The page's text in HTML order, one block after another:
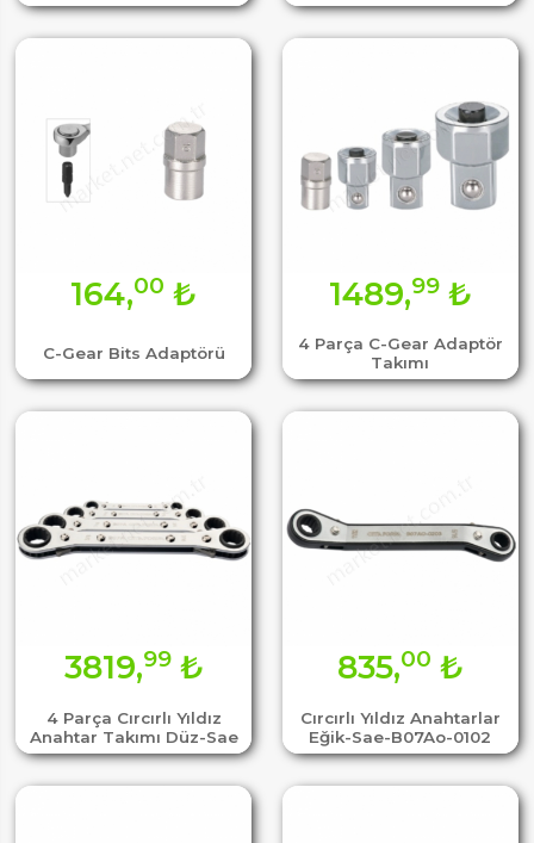
C-Gear Bits Adaptörü
164,00 ₺
4 Parça C-Gear Adaptör
Takımı
1489,99₺
4 Parça Cırcırlı Yıldız
Anahtar Takımı Düz-Sae
3819,99₺
Cırcırlı Yıldız Anahtarlar
Eğik-Sae-B07Ao-0102
835,00 ₺